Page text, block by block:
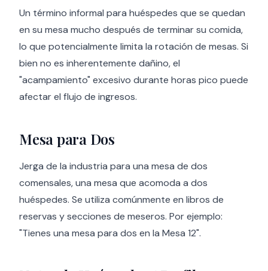
Un término informal para huéspedes que se quedan
en su mesa mucho después de terminar su comida,
lo que potencialmente limita la rotación de mesas. Si
bien no es inherentemente dañino, el
"acampamiento" excesivo durante horas pico puede
afectar el flujo de ingresos.
Mesa para Dos
Jerga de la industria para una mesa de dos
comensales, una mesa que acomoda a dos
huéspedes. Se utiliza comúnmente en libros de
reservas y secciones de meseros. Por ejemplo:
"Tienes una mesa para dos en la Mesa 12".